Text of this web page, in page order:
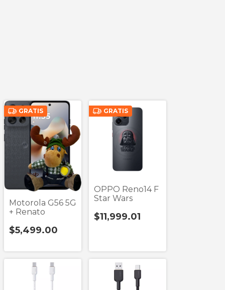
GRATIS
Motorola G56 5G
+ Renato
$5,499.00
GRATIS
OPPO Reno14 F
Star Wars
$11,999.01